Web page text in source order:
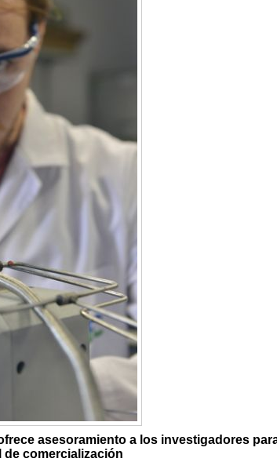
asesoramiento a los investigadores
comercialización